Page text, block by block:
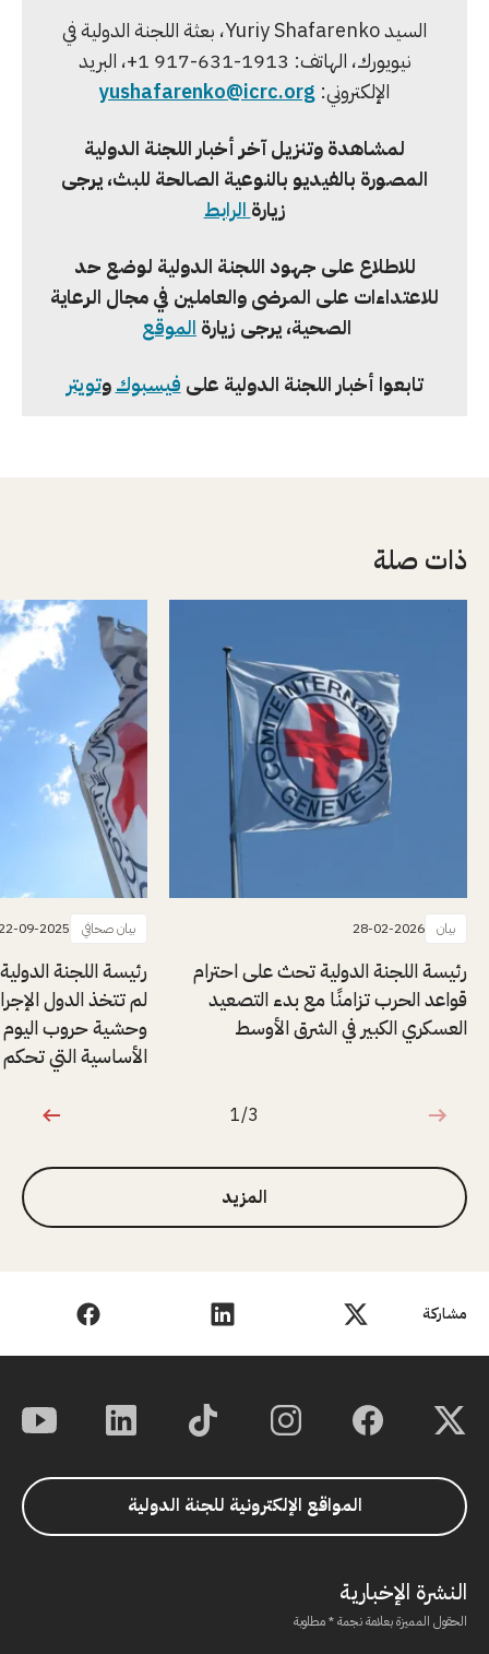
مشاركة
السيد Yuriy Shafarenko، بعثة اللجنة الدولية في
نيويورك، الهاتف: ‎+1 917-631-1913، البريد
الإلكتروني: yushafarenko@icrc.org
لمشاهدة وتنزيل آخر أخبار اللجنة الدولية
المصورة بالفيديو بالنوعية الصالحة للبث، يرجى
زيارة الرابط
للاطلاع على جهود اللجنة الدولية لوضع حد
للاعتداءات على المرضى والعاملين في مجال الرعاية
الصحية، يرجى زيارة الموقع
تابعوا أخبار اللجنة الدولية على فيسبوكوتويتر
ذات صلة
بيان 28-02-2026
رئيسة اللجنة الدولية تحث على احترام
قواعد الحرب تزامنًا مع بدء التصعيد
العسكري الكبير في الشرق الأوسط
بيان صحافي 09-2025
رئيسة اللجنة
لم تتخذ الدول
وحشية حروب
الأساسية التي
1 من 3
1/3
المزيد
المواقع الإلكترونية للجنة الدولية
النشرة الإخبارية
الحقول المميزة بعلامة نجمة * مطلوبة